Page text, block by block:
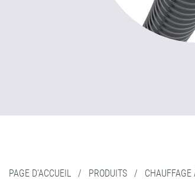
PAGE D'ACCUEIL / PRODUITS /